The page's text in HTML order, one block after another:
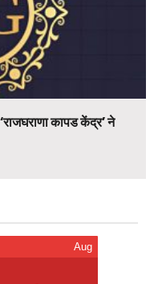
कापड केंद्र’ ने
Aug